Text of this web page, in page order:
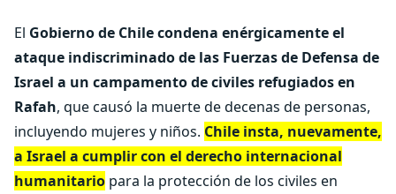
El Gobierno de Chile condena enérgicamente el
ataque indiscriminado de las Fuerzas de Defensa de
Israel a un campamento de civiles refugiados en
Rafah, que causó la muerte de decenas de personas,
incluyendo mujeres y niños. Chile insta, nuevamente,
a Israel a cumplir con el derecho internacional
humanitario para la protección de los civiles en